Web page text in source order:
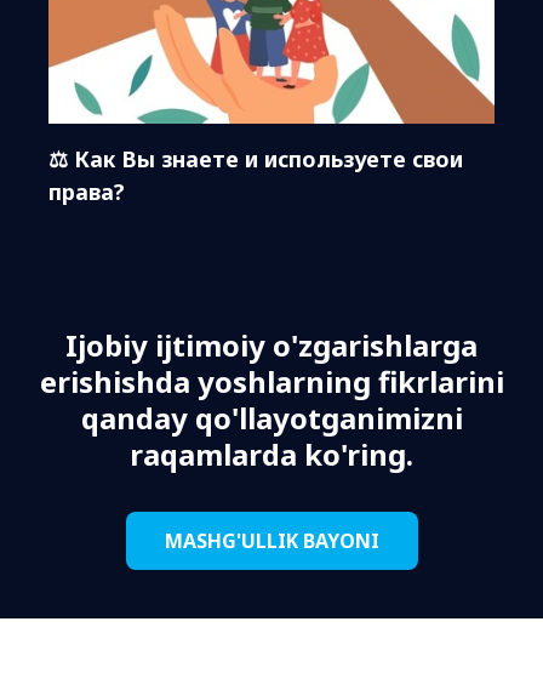
⚖️ Как Вы знаете и используете свои
права?
Ijobiy ijtimoiy o'zgarishlarga
erishishda yoshlarning fikrlarini
qanday qo'llayotganimizni
raqamlarda ko'ring.
MASHG'ULLIK BAYONI